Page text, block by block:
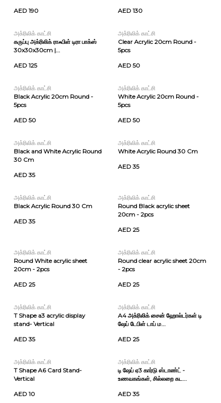
AED 190 AED 130
அக்ரிலிக் காட்சி
கருப்பு அக்ரிலிக் ராஃபிள் டிரா பாக்ஸ்
30x30x30cm |...
AED 125
அக்ரிலிக் காட்சி
Clear Acrylic 20cm Round -
5pcs
AED 50
அக்ரிலிக் காட்சி
Black Acrylic 20cm Round -
5pcs
AED 50
அக்ரிலிக் காட்சி
White Acrylic 20cm Round -
5pcs
AED 50
அக்ரிலிக் காட்சி
Black and White Acrylic Round
30 Cm
AED 35
அக்ரிலிக் காட்சி
White Acrylic Round 30 Cm
AED 35
அக்ரிலிக் காட்சி
Black Acrylic Round 30 Cm
AED 35
அக்ரிலிக் காட்சி
Round Black acrylic sheet
20cm - 2pcs
AED 25
அக்ரிலிக் காட்சி
Round White acrylic sheet
20cm - 2pcs
AED 25
அக்ரிலிக் காட்சி
Round clear acrylic sheet 20cm
- 2pcs
AED 25
அக்ரிலிக் காட்சி
T Shape a3 acrylic display
stand- Vertical
AED 35
அக்ரிலிக் காட்சி
A4 அக்ரிலிக் சைன் ஹோல்டர்கள் டி
ஷேப் டேபிள் டாப் ம...
AED 25
அக்ரிலிக் காட்சி
T Shape A6 Card Stand-
Vertical
AED 10
அக்ரிலிக் காட்சி
டி ஷேப் ஏ3 கார்டு ஸ்டாண்ட் -
உணவகங்கள், சில்லறை கட...
AED 35